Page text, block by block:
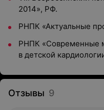
2014», РФ.
РНПК «Актуальные
РНПК «Современные
в детской
Отзывы 9